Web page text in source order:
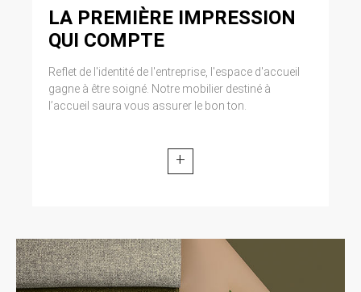
LA PREMIÈRE IMPRESSION
QUI COMPTE
Reflet de l'identité de l'entreprise, l'espace d'accueil
gagne à être soigné. Notre mobilier destiné à
l’accueil saura vous assurer le bon ton.
+